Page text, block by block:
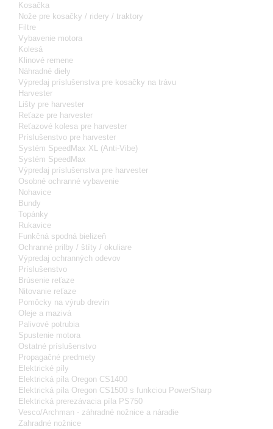
Kosačka
Nože pre kosačky / ridery / traktory
Filtre
Vybavenie motora
Kolesá
Klinové remene
Náhradné diely
Výpredaj príslušenstva pre kosačky na trávu
Harvester
Lišty pre harvester
Reťaze pre harvester
Reťazové kolesa pre harvester
Príslušenstvo pre harvester
Systém SpeedMax XL (Anti-Vibe)
Systém SpeedMax
Výpredaj príslušenstva pre harvester
Osobné ochranné vybavenie
Nohavice
Bundy
Topánky
Rukavice
Funkčná spodná bielizeň
Ochranné prilby / štíty / okuliare
Výpredaj ochranných odevov
Príslušenstvo
Brúsenie reťaze
Nitovanie reťaze
Pomôcky na výrub drevín
Oleje a mazivá
Palivové potrubia
Spustenie motora
Ostatné príslušenstvo
Propagačné predmety
Elektrické píly
Elektrická píla Oregon CS1400
Elektrická píla Oregon CS1500 s funkciou PowerSharp
Elektrická prerezávacia píla PS750
Vesco/Archman - záhradné nožnice a náradie
Zahradné nožnice